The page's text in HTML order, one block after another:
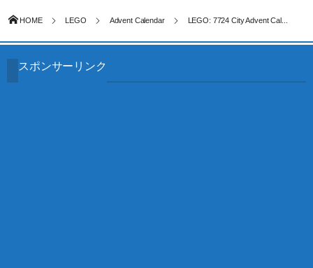
HOME LEGO Advent Calendar LEGO: 7724 City Advent Cal...
スポンサーリンク